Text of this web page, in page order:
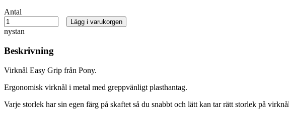
Antal
nystan
Lägg i varukorgen
Beskrivning
Virknål Easy Grip från Pony.
Ergonomisk virknål i metal med greppvänligt plasthantag.
Varje storlek har sin egen färg på skaftet så du snabbt och lätt kan tar rätt storlek på